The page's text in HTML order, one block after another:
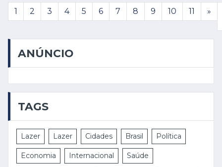
1 (atual)
2 3 4 5 6 7 8 9 10 11 »
ANÚNCIO
TAGS
Lazer Lazer Cidades Brasil Política
Economia Internacional Saúde